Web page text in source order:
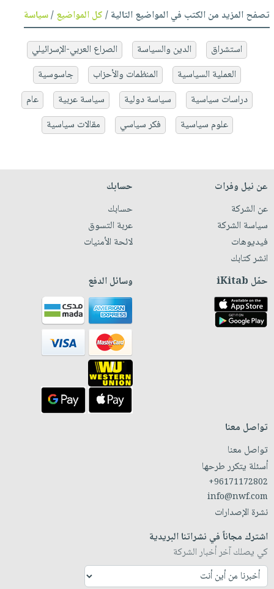
تصفح المزيد من الكتب في المواضيع التالية /كل المواضيع/سياسة
استشراق الدين والسياسة
الصراع العربي-الإسرائيلي
العملية السياسية
المنظمات والأحزاب
جاسوسية
دراسات سياسية
سياسة دولية سياسة عربية
عام
علوم سياسية
فكر سياسي مقالات سياسية
عن نيل وفرات
عن الشركة
سياسة الشركة
فيديوهات
انشر كتابك
حسابك
حسابك
عربة التسوق
لائحة الأمنيات
حمّل iKitab وسائل الدفع
تواصل معنا
تواصل معنا
أسئلة يتكرر طرحها
+96171172802
info@nwf.com
نشرة الإصدارات
اشترك مجاناً في نشراتنا البريدية
كي يصلك آخر أخبار الشركة